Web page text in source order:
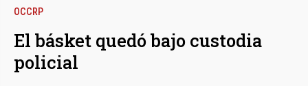
OCCRP
El básket quedó bajo custodia
policial